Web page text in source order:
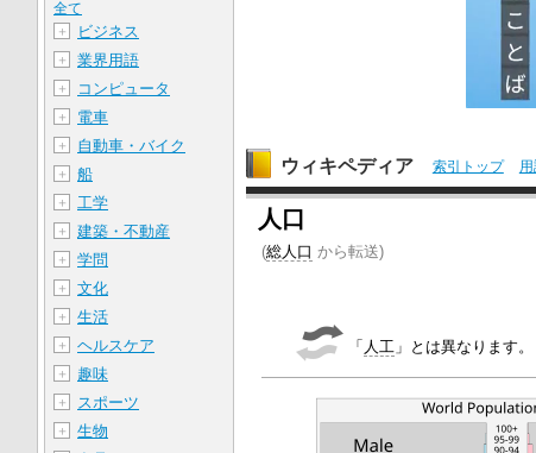
ウィキペディア 索引トップ
人口
(総人口 から転送)
「 人工」とは異なります。
全て
＋
ビジネス
＋ 業界用語
＋ コンピュータ
＋ 電車
＋ 自動車・バイク
＋ 船
＋ 工学
＋ 建築・不動産
＋ 学問
＋ 文化
＋ 生活
＋ ヘルスケア
＋ 趣味
＋ スポーツ
＋ 生物